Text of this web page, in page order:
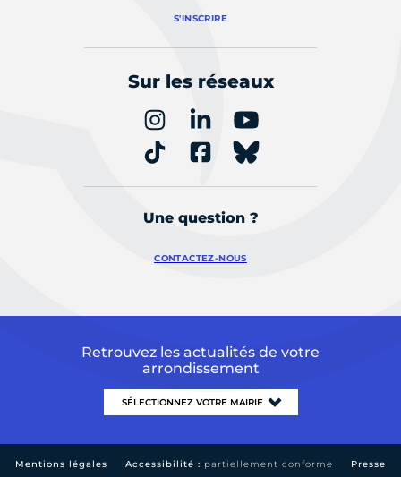
S'INSCRIRE
Sur les réseaux
Une question ?
CONTACTEZ-NOUS
Retrouvez les actualités de votre
arrondissement
Mentions légales Accessibilité : partiellement conforme Presse